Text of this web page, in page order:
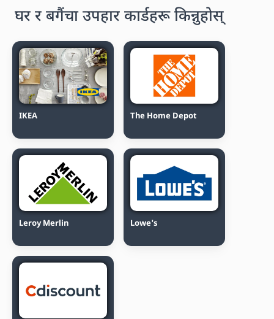
घर र बगैंचा उपहार कार्डहरू किन्नुहोस्
IKEA The Home Depot
Leroy Merlin Lowe's